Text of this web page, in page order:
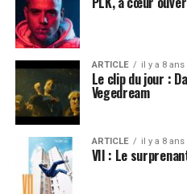
ARTICLE il y a 8 ans
Le clip du jour :
Vegedream
ARTICLE il y a 8 ans
VII : Le